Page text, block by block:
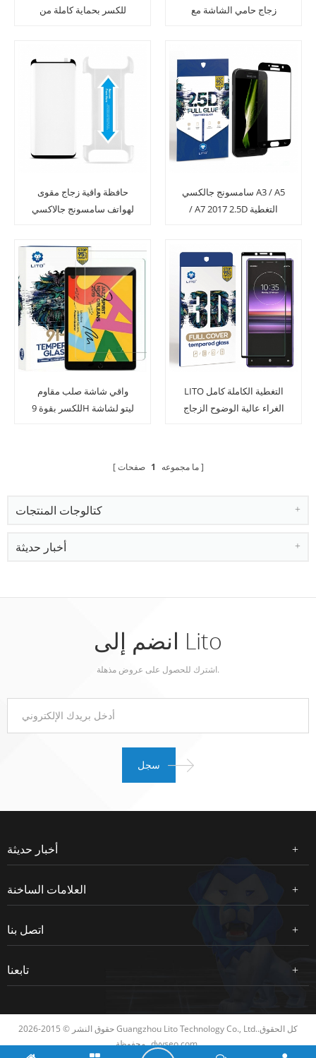
للكسر بحماية كاملة من
زجاج حامي الشاشة مع
حافظة واقية زجاج مقوى
لهواتف سامسونج جالاكسي
سامسونج جالكسي A3 / A5
/ A7 2017 2.5D التغطية
واقي شاشة صلب مقاوم
للكسر بقوة 9H ليتو لشاشة
LITO التغطية الكاملة كامل
الغراء عالية الوضوح الزجاج
ما مجموعه 1 صفحات
كتالوجات المنتجات
أخبار حديثة
انضم إلى Lito
اشترك للحصول على عروض مذهلة.
أخبار حديثة
العلامات الساخنة
اتصل بنا
تابعنا
حقوق النشر © 2015-2026 Guangzhou Lito Technology Co., Ltd..كل الحقوق
محفوظة. dyyseo.com